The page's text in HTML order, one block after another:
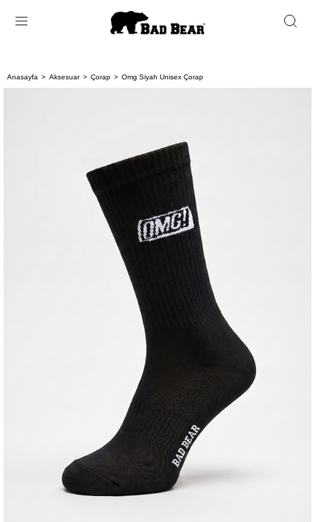
Anasayfa Aksesuar Çorap Omg Siyah Unisex Çorap